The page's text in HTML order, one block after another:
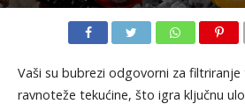
Vaši su bubrezi odgovorni za filtriranje
ravnoteže tekućine, što igra ključnu